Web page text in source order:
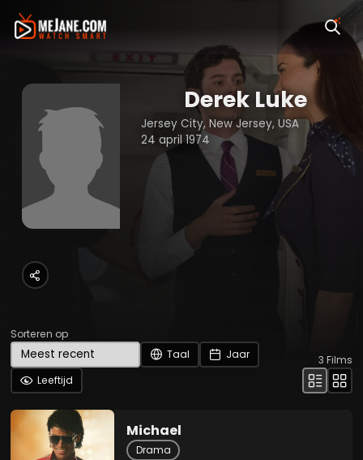
Derek Luke
Jersey City, New Jersey, USA
24 april 1974
Sorteren op
Taal
Jaar
Leeftijd
3 Films
Michael
Drama